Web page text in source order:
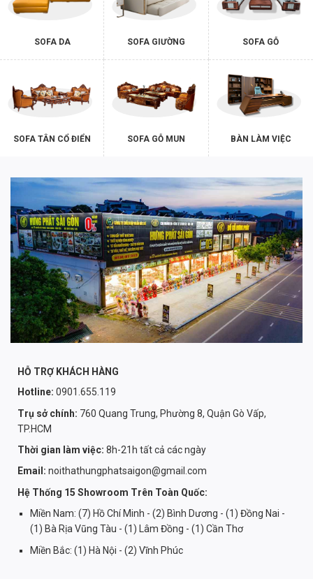
SOFA DA SOFA GIƯỜNG SOFA GỖ
SOFA TÂN CỔ ĐIỂN SOFA GỖ MUN BÀN LÀM VIỆC
HỖ TRỢ KHÁCH HÀNG
Hotline: 0901.655.119
Trụ sở chính: 760 Quang Trung, Phường 8, Quận Gò Vấp,
TP.HCM
Thời gian làm việc: 8h-21h tất cả các ngày
Email: noithathungphatsaigon@gmail.com
Hệ Thống 15 Showroom Trên Toàn Quốc:
Miền Nam: (7) Hồ Chí Minh - (2) Bình Dương - (1) Đồng Nai -
(1) Bà Rịa Vũng Tàu - (1) Lâm Đồng - (1) Cần Thơ
Miền Bắc: (1) Hà Nội - (2) Vĩnh Phúc